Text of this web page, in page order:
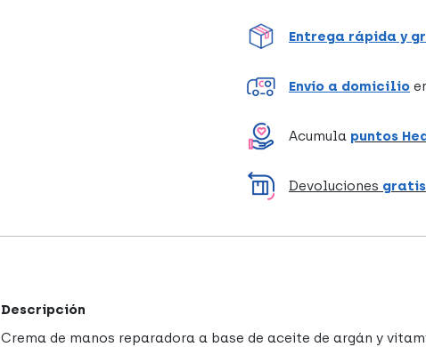
Entrega rápida y
Envío a domicilio
Acumula puntos
Devoluciones gratis
Descripción
Crema de manos reparadora a base de aceite de argán y